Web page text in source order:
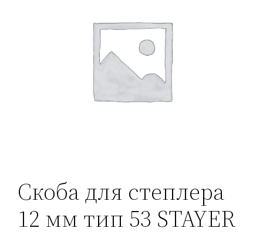
Скоба для степлера
12 мм тип 53 STAYER